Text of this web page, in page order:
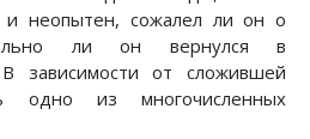
и неопытен, сожалел ли он о
ли он вернулся в
зависимости от сложившей
одно из многочисленных